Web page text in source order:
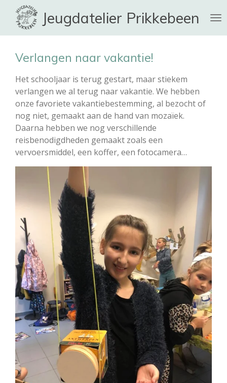
direct
naar
hoofdinhoud
Jeugdatelier Prikkebeen
Verlangen naar vakantie!
Het schooljaar is terug gestart, maar stiekem
verlangen we al terug naar vakantie. We hebben
onze favoriete vakantiebestemming, al bezocht of
nog niet, gemaakt aan de hand van mozaïek.
Daarna hebben we nog verschillende
reisbenodigdheden gemaakt zoals een
vervoersmiddel, een koffer, een fotocamera…